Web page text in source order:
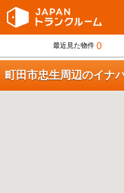
最近見た物件 0
町田市忠生周辺のイナ